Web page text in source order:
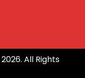
2026. All Rights